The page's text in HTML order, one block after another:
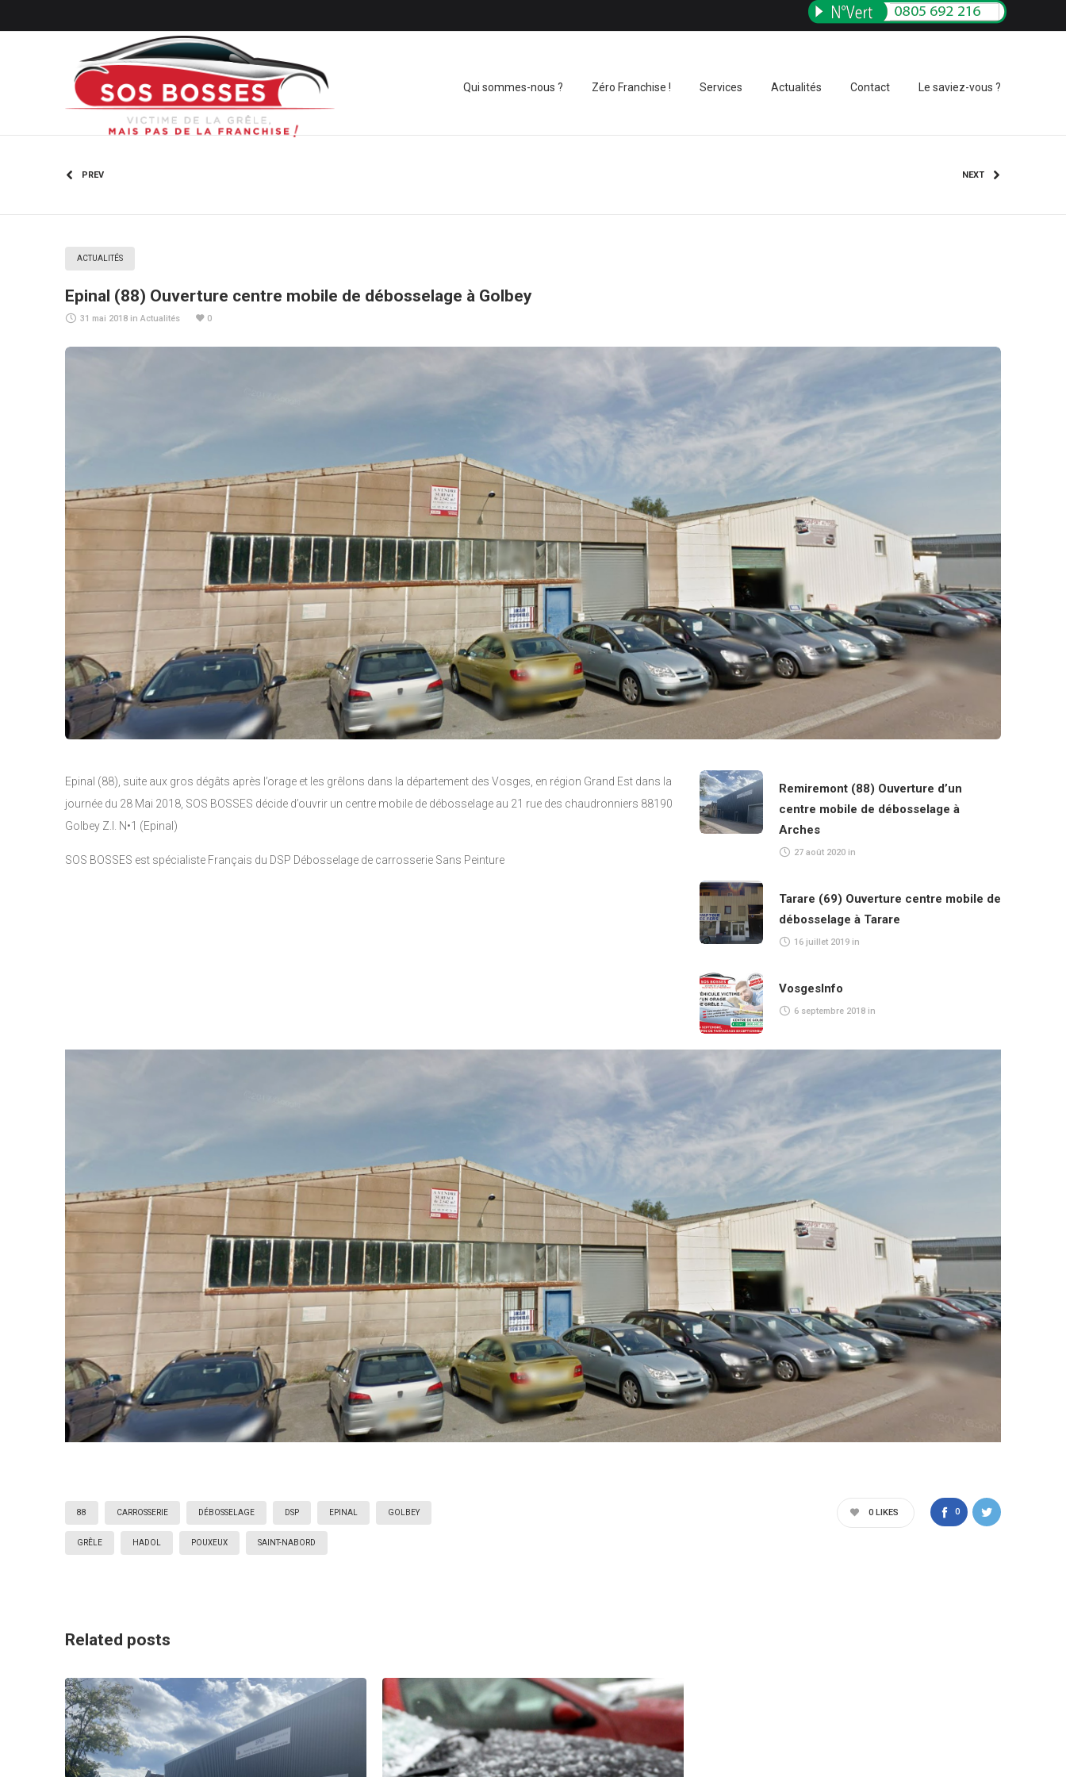
Qui sommes-nous ? Zéro Franchise ! Services Actualités Contact Le saviez-vous ?
PREV NEXT
ACTUALITÉS
Epinal (88) Ouverture centre mobile de débosselage à Golbey
31 mai 2018 in Actualités 0
Epinal (88), suite aux gros dégâts après l’orage et les grêlons dans la département des Vosges, en région Grand Est dans la
journée du 28 Mai 2018, SOS BOSSES décide d’ouvrir un centre mobile de débosselage au 21 rue des chaudronniers 88190
Golbey Z.I. N•1 (Epinal)
SOS BOSSES est spécialiste Français du DSP Débosselage de carrosserie Sans Peinture
Remiremont (88) Ouverture d’un
centre mobile de débosselage à
Arches
27 août 2020 in
Tarare (69) Ouverture centre mobile de
débosselage à Tarare
16 juillet 2019 in
VosgesInfo
6 septembre 2018 in
88 CARROSSERIE DÉBOSSELAGE DSP EPINAL GOLBEY
GRÊLE HADOL POUXEUX SAINT-NABORD
0
0 LIKES
Related posts